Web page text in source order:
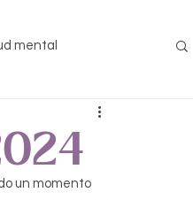
mental
Maternidad
un momento